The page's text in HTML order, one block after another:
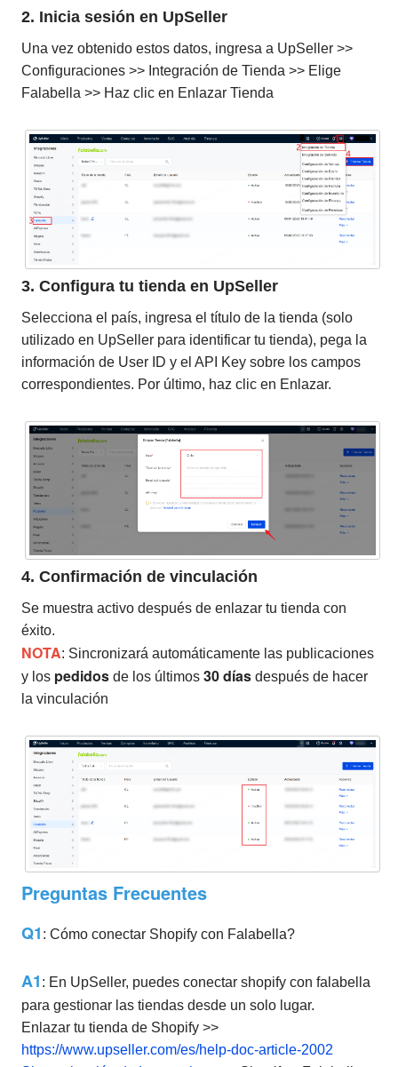
2. Inicia sesión en UpSeller
Una vez obtenido estos datos, ingresa a UpSeller >>
Configuraciones >> Integración de Tienda >> Elige
Falabella >> Haz clic en Enlazar Tienda
3. Configura tu tienda en UpSeller
Selecciona el país, ingresa el título de la tienda (solo
utilizado en UpSeller para identificar tu tienda), pega la
información de User ID y el API Key sobre los campos
correspondientes. Por último, haz clic en Enlazar.
4. Confirmación de vinculación
Se muestra activo después de enlazar tu tienda con
éxito.
NOTA: Sincronizará automáticamente las publicaciones
y los pedidos de los últimos 30 días después de hacer
la vinculación
Preguntas Frecuentes
Q1 : Cómo conectar Shopify con Falabella?
A1 : En UpSeller, puedes conectar shopify con falabella
para gestionar las tiendas desde un solo lugar.
Enlazar tu tienda de Shopify >>
https://www.upseller.com/es/help-doc-article-2002